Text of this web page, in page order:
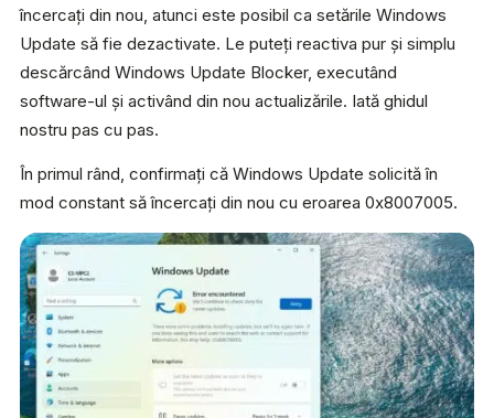
încercați din nou, atunci este posibil ca setările Windows
Update să fie dezactivate. Le puteți reactiva pur și simplu
descărcând Windows Update Blocker, executând
software-ul și activând din nou actualizările. Iată ghidul
nostru pas cu pas.
În primul rând, confirmați că Windows Update solicită în
mod constant să încercați din nou cu eroarea 0x8007005.